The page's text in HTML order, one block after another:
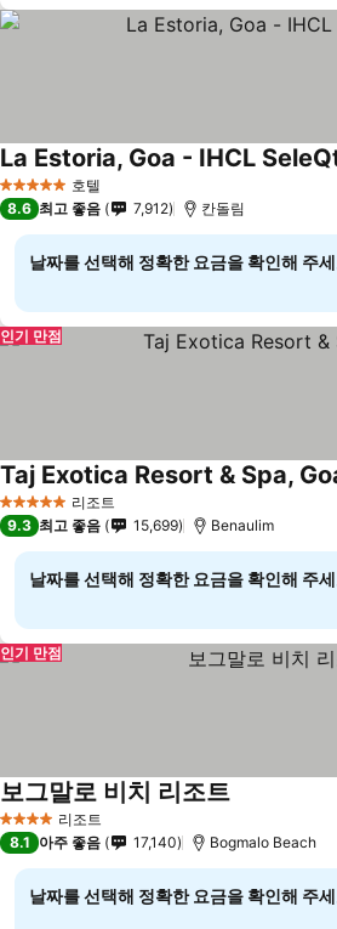
5 성급 호텔
La Estoria, Goa - IHCL
8.6 최고 좋음 7,912 칸돌림
날짜를 선택해 정확한 요금을 확인해 주
인기 만점
5 성급 리조트
Taj Exotica Resort & Spa,
9.3 최고 좋음 15,699 Benaulim
날짜를 선택해 정확한 요금을 확인해 주
인기 만점
4 성급 리조트
보그말로 비치 리조트
8.1 아주 좋음 17,140 Bogmalo Beach
날짜를 선택해 정확한 요금을 확인해 주